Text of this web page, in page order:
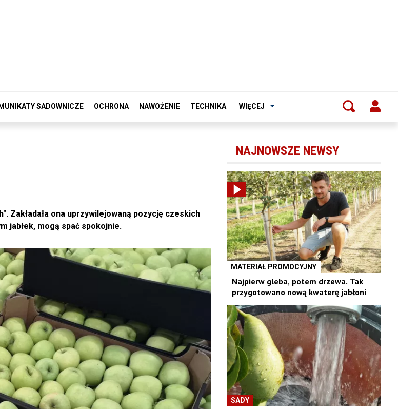
SADOWNICZE OCHRONA NAWOŻENIE TECHNIKA WIĘCEJ
Zakładała ona uprzywilejowaną pozycję czeskich
jabłek, mogą spać spokojnie.
NAJNOWSZE NEWSY
MATERIAŁ PROMOCYJNY
Najpierw gleba, potem drzewa. Tak
przygotowano nową kwaterę jabłoni
SADY